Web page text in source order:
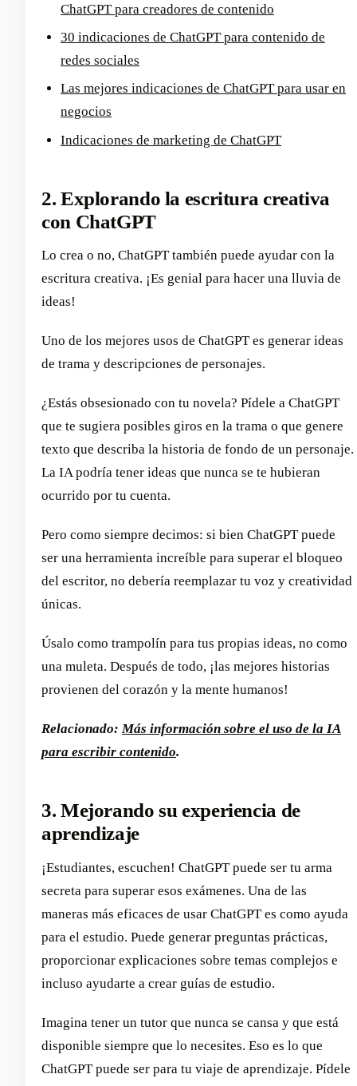
ChatGPT para creadores de contenido
30 indicaciones de ChatGPT para contenido de
redes sociales
Las mejores indicaciones de ChatGPT para usar en
negocios
Indicaciones de marketing de ChatGPT
2. Explorando la escritura creativa
con ChatGPT
Lo crea o no, ChatGPT también puede ayudar con la
escritura creativa. ¡Es genial para hacer una lluvia de
ideas!
Uno de los mejores usos de ChatGPT es generar ideas
de trama y descripciones de personajes.
¿Estás obsesionado con tu novela? Pídele a ChatGPT
que te sugiera posibles giros en la trama o que genere
texto que describa la historia de fondo de un personaje.
La IA podría tener ideas que nunca se te hubieran
ocurrido por tu cuenta.
Pero como siempre decimos: si bien ChatGPT puede
ser una herramienta increíble para superar el bloqueo
del escritor, no debería reemplazar tu voz y creatividad
únicas.
Úsalo como trampolín para tus propias ideas, no como
una muleta. Después de todo, ¡las mejores historias
provienen del corazón y la mente humanos!
Relacionado:Más información sobre el uso de la IA
para escribir contenido.
3. Mejorando su experiencia de
aprendizaje
¡Estudiantes, escuchen! ChatGPT puede ser tu arma
secreta para superar esos exámenes. Una de las
maneras más eficaces de usar ChatGPT es como ayuda
para el estudio. Puede generar preguntas prácticas,
proporcionar explicaciones sobre temas complejos e
incluso ayudarte a crear guías de estudio.
Imagina tener un tutor que nunca se cansa y que está
disponible siempre que lo necesites. Eso es lo que
ChatGPT puede ser para tu viaje de aprendizaje. Pídele